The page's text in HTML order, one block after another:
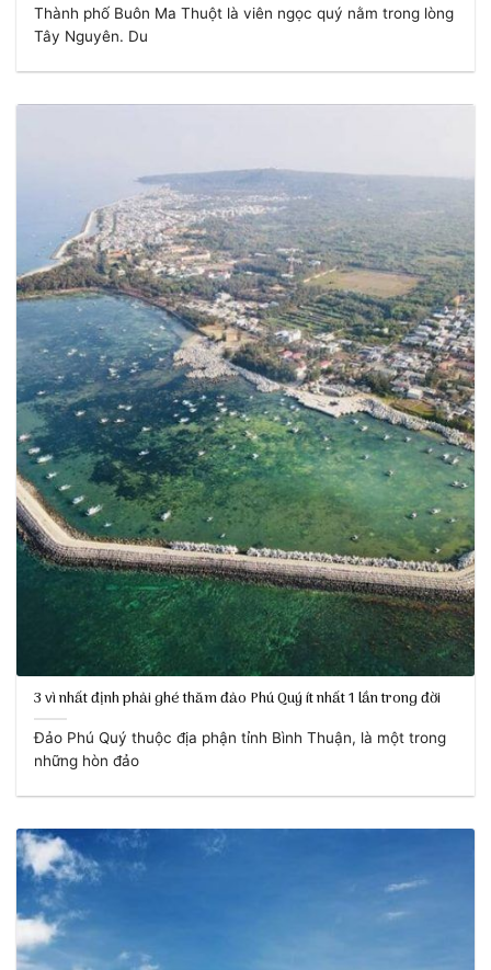
Thành phố Buôn Ma Thuột là viên ngọc quý nằm trong lòng
Tây Nguyên. Du
3 vì nhất định phải ghé thăm đảo Phú Quý ít nhất 1 lần trong đời
Đảo Phú Quý thuộc địa phận tỉnh Bình Thuận, là một trong
những hòn đảo